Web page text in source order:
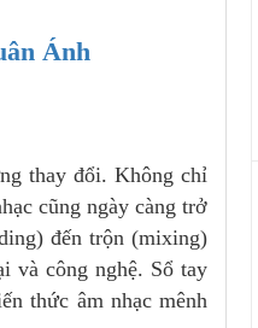
Ánh
thay đổi. Không chỉ
cũng ngày càng trở
đến trộn (mixing)
và công nghệ. Sổ tay
thức âm nhạc mênh